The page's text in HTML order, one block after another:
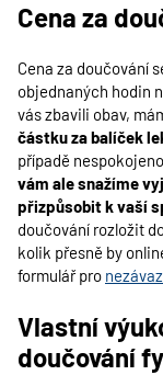
Cena za
Cena za doučování
objednaných hodin
vás zbavili obav,
částku za balíček
případě
vám ale snažíme
přizpůsobit k vaší
doučování rozložit
kolik přesně by
formulář pro
Vlastní
doučování